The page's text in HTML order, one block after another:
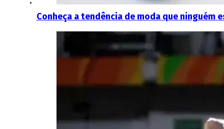
Conheça a tendência de moda que ninguém